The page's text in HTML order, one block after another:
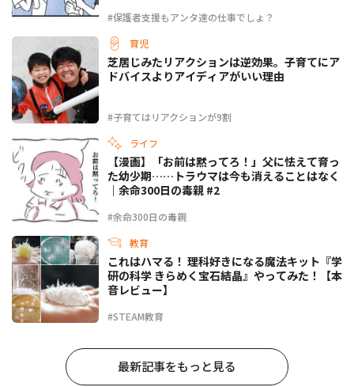
#保護者支援もアンタ達の仕事でしょ？
育児
#子育てはリアクションが9割
芝居じみたリアクションは逆効果。子育てにア
ドバイスよりアイディアがいい理由
ライフ
#余命300日の毒親
【漫画】「お前は黙ってろ！」父に怯えて育っ
た幼少期……トラウマは今も消えることはなく
｜余命300日の毒親 #2
教育
#STEAM教育
これはハマる！ 理科好きになる魔法キット『学
研の科学 きらめく宝石結晶』やってみた！【本
音レビュー】
最新記事をもっと見る